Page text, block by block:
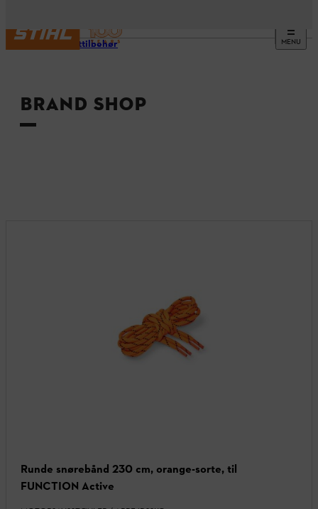
MENU
Produkttilbehør
BRAND SHOP
Runde snørebånd 230 cm, orange-sorte, til
FUNCTION Active